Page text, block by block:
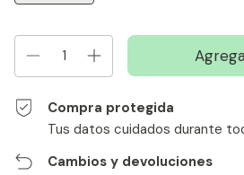
Compra protegida
Tus datos cuidados durante
Cambios y devoluciones